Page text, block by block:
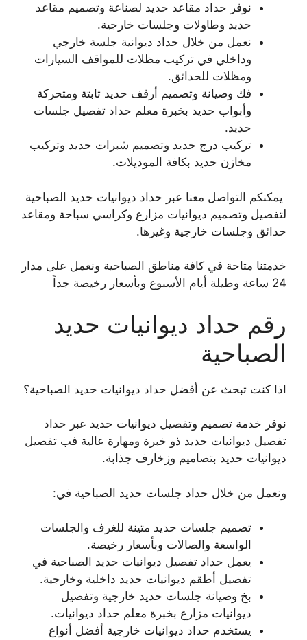
نوفر حداد مقاعد حديد لصناعة وتصميم مقاعد
حديد وطاولات وجلسات خارجية.
نعمل من خلال حداد ديوانية جلسة خارجي
وداخلي في تركيب مظلات للمواقف السيارات
ومظلات للحدائق.
فك وصيانة وتصميم أرفف حديد ثابتة ومتحركة
وأبواب حديد بخبرة معلم حداد تفصيل جلسات
حديد.
تركيب درج حديد وتصميم شبرات حديد وتركيب
مخازن حديد بكافة الموديلات.
يمكنكم التواصل معنا عبر حداد ديوانيات حديد الصباحية
لتفصيل وتصميم ديوانيات مزارع وكراسي سباحة ومقاعد
حدائق وجلسات خارجية وغيرها.
خدمتنا متاحة في كافة مناطق الصباحية ونعمل على مدار
24 ساعة وطيلة أيام الأسبوع وبأسعار رخيصة جداً
رقم حداد ديوانيات حديد
الصباحية
اذا كنت تبحث عن أفضل حداد ديوانيات حديد الصباحية؟
نوفر خدمة تصميم وتفصيل ديوانيات حديد عبر حداد
تفصيل ديوانيات حديد ذو خبرة ومهارة عالية فب تفصيل
ديوانيات حديد بتصاميم وزخارف جذابة.
ونعمل من خلال حداد جلسات حديد الصباحية في:
تصميم جلسات حديد متينة للغرف والجلسات
الواسعة والصالات وبأسعار رخيصة.
يعمل حداد تفصيل ديوانيات حديد الصباحية في
تفصيل أطقم ديوانيات حديد داخلية وخارجية.
بخ وصيانة جلسات حديد خارجية وتفصيل
ديوانيات مزارع بخبرة معلم حداد ديوانيات.
يستخدم حداد ديوانيات خارجية أفضل أنواع